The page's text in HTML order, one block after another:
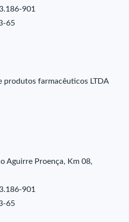
901
65
produtos farmacêuticos LTDA
Aguirre Proença, Km 08,
901
65